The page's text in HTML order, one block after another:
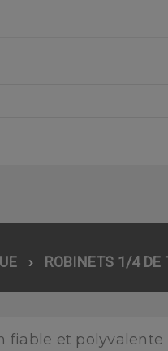
› ROBINETS 1/4 DE
fiable et polyvalente